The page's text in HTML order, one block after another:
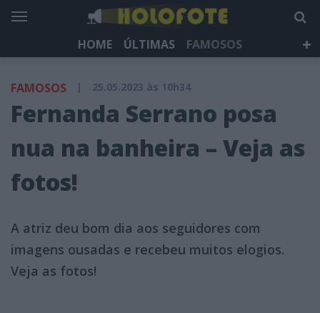
HOME ÚLTIMAS
FAMOSOS
HOLOFOTE TV
NEWSLETTER
FAMOSOS | 25.05.2023 às 10h34
Fernanda Serrano posa
nua na banheira – Veja as
fotos!
A atriz deu bom dia aos seguidores com
imagens ousadas e recebeu muitos elogios.
Veja as fotos!